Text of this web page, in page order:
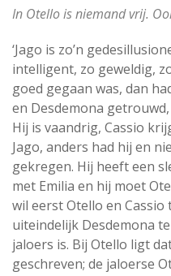
In Otello is niemand vrij.
‘Jago is zo’n
intelligent, zo geweldig,
goed gegaan was, dan
en Desdemona
Hij is vaandrig, Cassio
Jago, anders had hij en
gekregen. Hij heeft een
met Emilia en hij moet
wil eerst Otello en
uiteindelijk Desdemona
jaloers is. Bij Otello ligt
geschreven; de jaloerse